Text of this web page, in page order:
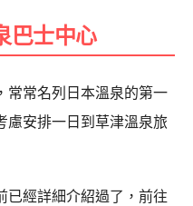
巴士中心
常常名列日本溫泉的第一
慮安排一日到草津溫泉旅
已經詳細介紹過了，前往